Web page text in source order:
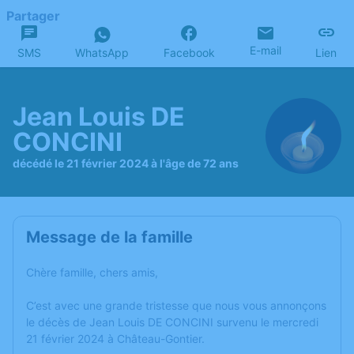
Partager
SMS WhatsApp Facebook E-mail Lien
Jean Louis DE
CONCINI
décédé le 21 février 2024 à l'âge de 72 ans
Message de la famille
Chère famille, chers amis,
C’est avec une grande tristesse que nous vous annonçons
le décès de Jean Louis DE CONCINI survenu le mercredi
21 février 2024 à Château-Gontier.